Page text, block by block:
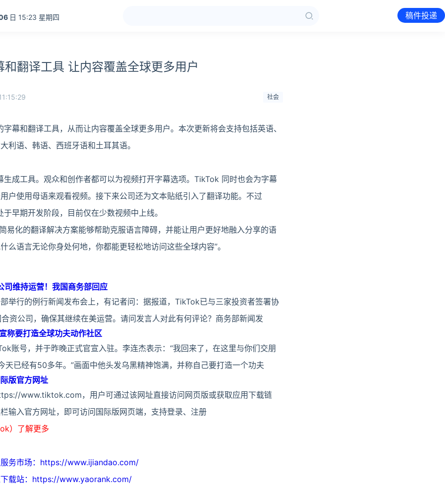
日 15:23 星期四 稿件投递
翻译工具 让内容覆盖全球更多用户
社会
幕和翻译工具，从而让内容覆盖全球更多用户。本次更新将会支持包括英语、
利语、韩语、西班牙语和土耳其语。
成工具。观众和创作者都可以为视频打开字幕选项。TikTok 同时也会为字幕
户使用母语来观看视频。接下来公司还为文本贴纸引入了翻译功能。不过
早期开发阶段，目前仅在少数视频中上线。
易化的翻译解决方案能够帮助克服语言障碍，并能让用户更好地融入分享的语
么语言无论你身处何地，你都能更轻松地访问这些全球内容”。
维持运营！我国商务部回应
举行的例行新闻发布会上，有记者问：据报道，TikTok已与三家投资者签署协
资公司，确保其继续在美运营。请问发言人对此有何评论？商务部新闻发
称要打造全球功夫动作社区
账号，并于昨晚正式官宣入驻。李连杰表示：“我回来了，在这里与你们交朋
天已经有50多年。”画面中他头发乌黑精神饱满，并称自己要打造一个功夫
版官方网址
www.tiktok.com，用户可通过该网址直接访问网页版或获取应用下载链
输入官方网址，即可访问国际版网页端，支持登录、注册
）了解更多
服务市场：https://www.ijiandao.com/
下载站：https://www.yaorank.com/